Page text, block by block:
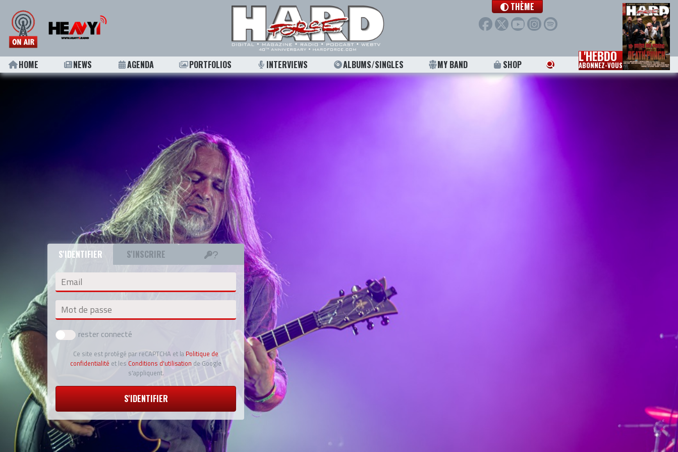
THÈME
HOME NEWS AGENDA PORTFOLIOS INTERVIEWS ALBUMS/SINGLES MY BAND SHOP L'HEBDO
ABONNEZ-VOUS
S'IDENTIFIER S'INSCRIRE
Email
Mot de passe
rester connecté
Ce site est protégé par reCAPTCHA et la Politique de
confidentialité et les Conditions d'utilisation de Google
s'appliquent.
S'IDENTIFIER